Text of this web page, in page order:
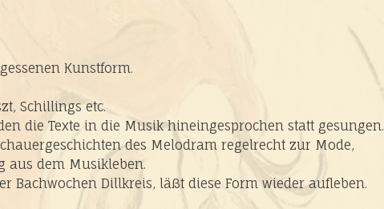
Kunstform.
Schillings etc.
die Texte in die Musik hineingesprochen statt gesungen.
des Melodram regelrecht zur Mode,
aus dem Musikleben.
Bachwochen Dillkreis, läßt diese Form wieder aufleben.